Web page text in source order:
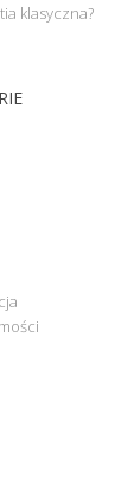
klasyczna?